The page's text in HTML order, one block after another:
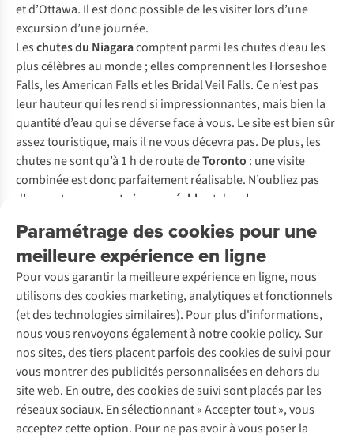
et d’Ottawa. Il est donc possible de les visiter lors d’une
excursion d’une journée.
Leschutes du Niagaracomptent parmi les chutes d’eau les
plus célèbres au monde ; elles comprennent les Horseshoe
Falls, les American Falls et les Bridal Veil Falls. Ce n’est pas
leur hauteur qui les rend si impressionnantes, mais bien la
quantité d’eau qui se déverse face à vous. Le site est bien sûr
assez touristique, mais il ne vous décevra pas. De plus, les
chutes ne sont qu’à 1 h de route deToronto : une visite
combinée est donc parfaitement réalisable. N’oubliez pas
d’emporter une
veste imperméable et des
chaussures
Vous voulez encore plus d’eau ? Situé un peu plus au nord,
parc provincial Algonquinest le paradis desamateurs de
canoë. Vous pouvez faire uneexcursion de plusieurs jours
qui vous fera longer en canoë des collines d’érables rouges
et des crêtes rocheuses. Il n’y a pas de voitures, la seule
façon d’explorer les merveilles de l’Algonquin est la marche
ou le bateau. L’endroit est donc parfait pourcamperen toute
tranquillité.
Paramétrage des cookies pour une
meilleure expérience en ligne
Pour vous garantir la meilleure expérience en ligne, nous
utilisons des cookies marketing, analytiques et fonctionnels
(et des technologies similaires). Pour plus d'informations,
nous vous renvoyons également à notre cookie policy. Sur
nos sites, des tiers placent parfois des cookies de suivi pour
vous montrer des publicités personnalisées en dehors du
site web. En outre, des cookies de suivi sont placés par les
réseaux sociaux. En sélectionnant « Accepter tout », vous
acceptez cette option. Pour ne pas avoir à vous poser la